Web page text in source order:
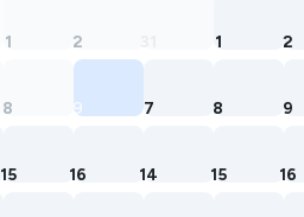
1 2
8 9
15 16
1 2
7 8 9
14 15 16